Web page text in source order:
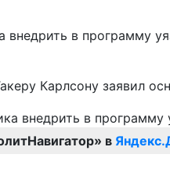
в программу
Карлсону заявил
в